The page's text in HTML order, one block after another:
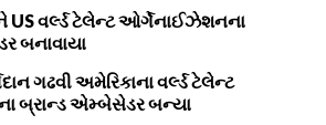
US વર્લ્ડ ટેલેન્ટ ઓર્ગેનાઈઝેશનના
બનાવાયા
ગઢવી અમેરિકાના વર્લ્ડ ટેલેન્ટ
બ્રાન્ડ એમ્બેસેડર બન્યા